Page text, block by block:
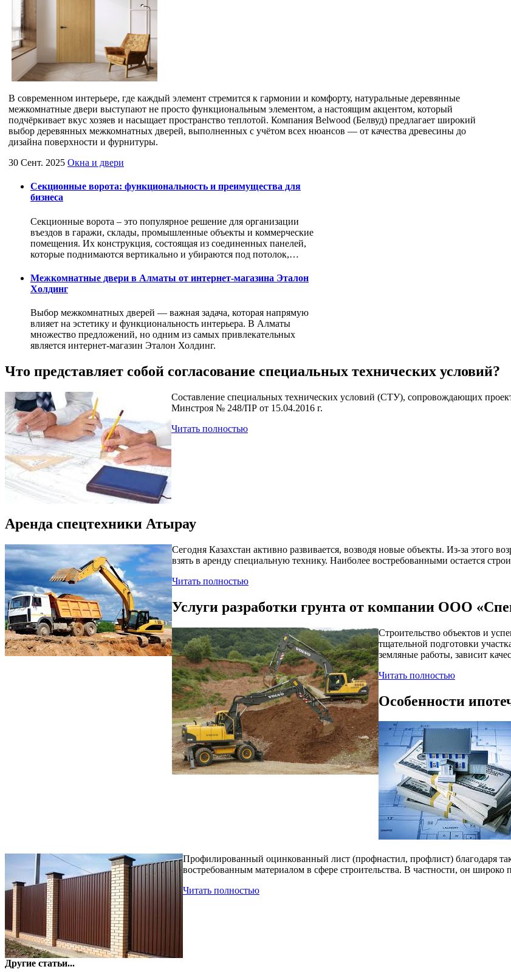
В современном интерьере, где каждый элемент стремится к гармонии и комфорту, натуральные деревянные
межкомнатные двери выступают не просто функциональным элементом, а настоящим акцентом, который
подчёркивает вкус хозяев и насыщает пространство теплотой. Компания Belwood (Белвуд) предлагает широкий
выбор деревянных межкомнатных дверей, выполненных с учётом всех нюансов — от качества древесины до
дизайна поверхности и фурнитуры.
30 Сент. 2025 Окна и двери
Секционные ворота: функциональность и преимущества для
бизнеса
Секционные ворота – это популярное решение для организации
въездов в гаражи, склады, промышленные объекты и коммерческие
помещения. Их конструкция, состоящая из соединенных панелей,
которые поднимаются вертикально и убираются под потолок,…
Межкомнатные двери в Алматы от интернет-магазина Эталон
Холдинг
Выбор межкомнатных дверей — важная задача, которая напрямую
влияет на эстетику и функциональность интерьера. В Алматы
множество предложений, но одним из самых привлекательных
является интернет-магазин Эталон Холдинг.
Что представляет собой согласование специальных технических условий?
Составление специальных технических условий (СТУ), сопровождающих
Минстроя № 248/ПР от 15.04.2016 г.
Читать полностью
Аренда спецтехники Атырау
Сегодня Казахстан активно развивается, возводя новые объекты. Из-за этого
взять в аренду специальную технику. Наиболее востребованными остается
Читать полностью
Услуги разработки грунта от компании ООО
Строительство объектов и
тщательной подготовки
земляные работы, зависит
Читать полностью
Особенности
Профилированный оцинкованный лист (профнастил, профлист) благодаря
востребованным материалом в сфере строительства. В частности, он
Читать полностью
Другие статьи...